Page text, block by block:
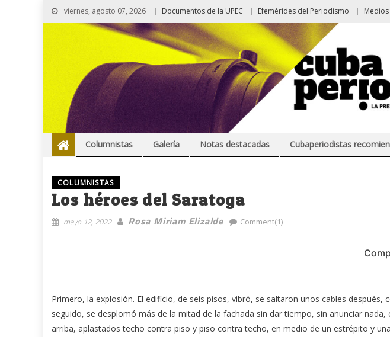
viernes, agosto 07, 2026 Documentos de la UPEC Efemérides del Periodismo
Columnistas Galería Notas destacadas Cubaperiodistas
COLUMNISTAS
Los héroes del Saratoga
mayo 12, 2022 Rosa Miriam Elizalde Comment(1)
Primero, la explosión. El edificio, de seis pisos, vibró, se saltaron unos cables después,
seguido, se desplomó más de la mitad de la fachada sin dar tiempo, sin anunciar
arriba, aplastados techo contra piso y piso contra techo, en medio de un estrépito y